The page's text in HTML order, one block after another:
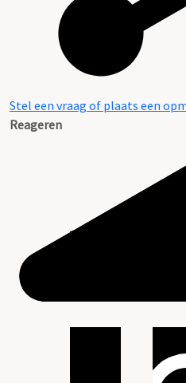
Stel een vraag of plaats een
Reageren